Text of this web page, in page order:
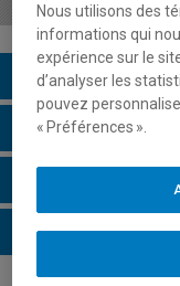
Description du
Horaire - Été 2026
Horaire - Automne
Horaire - Hiver
Nous utilisons des
informations qui
expérience sur le
d’analyser les
pouvez
« Préférences ».